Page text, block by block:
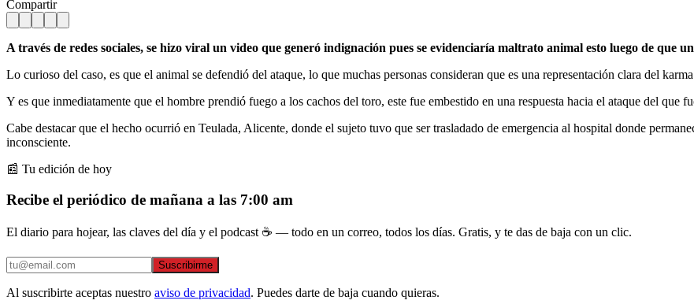
Compartir
A través de redes sociales, se hizo viral un video que generó indignación pues se evidenciaría maltrato animal esto luego de que
Lo curioso del caso, es que el animal se defendió del ataque, lo que muchas personas consideran que es una representación clara del
Y es que inmediatamente que el hombre prendió fuego a los cachos del toro, este fue embestido en una respuesta hacia el ataque del que
Cabe destacar que el hecho ocurrió en Teulada, Alicente, donde el sujeto tuvo que ser trasladado de emergencia al hospital donde
inconsciente.
📰 Tu edición de hoy
Recibe el periódico de mañana a las 7:00 am
El diario para hojear, las claves del día y el podcast ☕ — todo en un correo, todos los días. Gratis, y te das de baja con un clic.
Suscribirme
Al suscribirte aceptas nuestro aviso de privacidad. Puedes darte de baja cuando quieras.